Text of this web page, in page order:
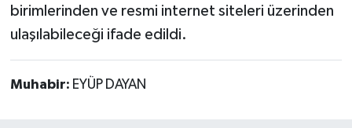
birimlerinden ve resmi internet siteleri üzerinden
ulaşılabileceği ifade edildi.
Muhabir: EYÜP DAYAN